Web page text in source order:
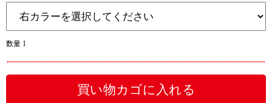
数量 1
買い物カゴに入れる